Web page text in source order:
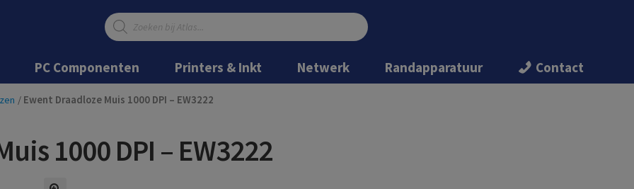
Ga
naar
navigatie
Ga
inhoud
Producten
zoeken
PC Componenten Printers & Inkt Netwerk Randapparatuur Contact
/ Ewent Draadloze Muis 1000 DPI – EW3222
1000 DPI – EW3222